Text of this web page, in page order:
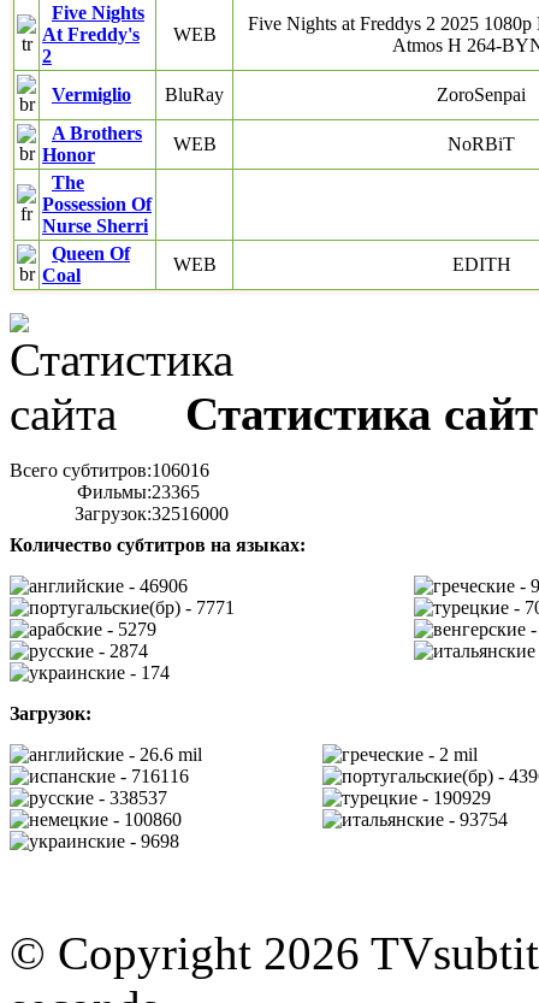
Five Nights
At Freddy's
2
WEB
Five Nights at Freddys 2 2025
Atmos H 264-
Vermiglio BluRay
ZoroSenpai
A Brothers
Honor
WEB
NoRBiT
The
Possession Of
Nurse Sherri
Queen Of
Coal
WEB EDITH
Статистика
Всего субтитров:106016
Фильмы:23365
Загрузок:32516000
Количество субтитров на языках:
- 46906
-
- 7771
-
- 5279
- 2874
- 174
Загрузок:
- 26.6 mil
- 2 mil
- 716116
-
- 338537
- 190929
- 100860
- 93754
- 9698
© Copyright 2026